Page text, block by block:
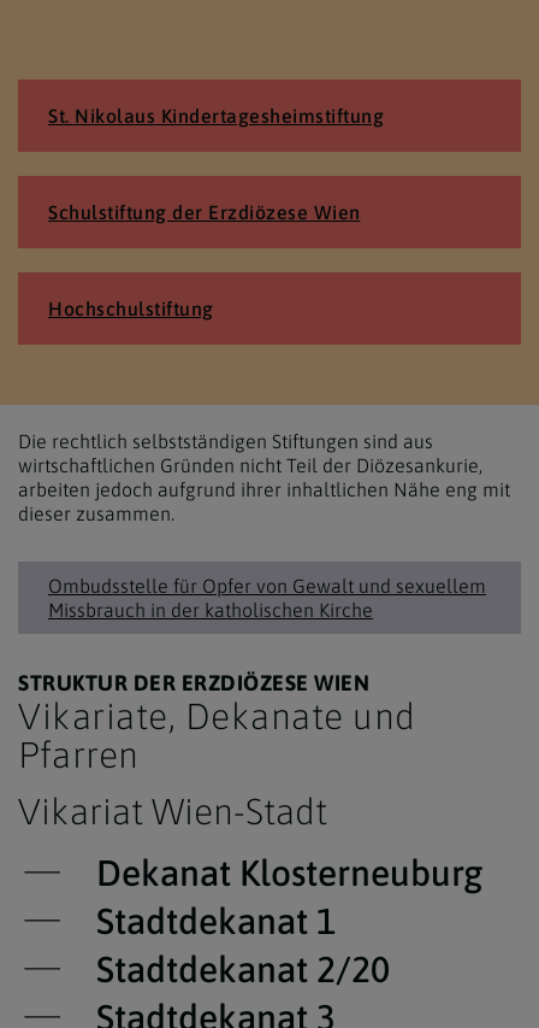
St. Nikolaus Kinder­tagesheim­stiftung
Schulstiftung der Erzdiözese Wien
Hochschulstiftung
Die rechtlich selbstständigen Stiftungen sind aus
wirtschaftlichen Gründen nicht Teil der Diözesankurie,
arbeiten jedoch aufgrund ihrer inhaltlichen Nähe eng mit
dieser zusammen.
Ombudsstelle für Opfer von Gewalt und sexuellem
Missbrauch in der katholischen Kirche
STRUKTUR DER ERZDIÖZESE WIEN
Vikariate, Dekanate und
Pfarren
Vikariat Wien-Stadt
Dekanat Klosterneuburg
Stadtdekanat 1
Stadtdekanat 2/20
Stadtdekanat 3